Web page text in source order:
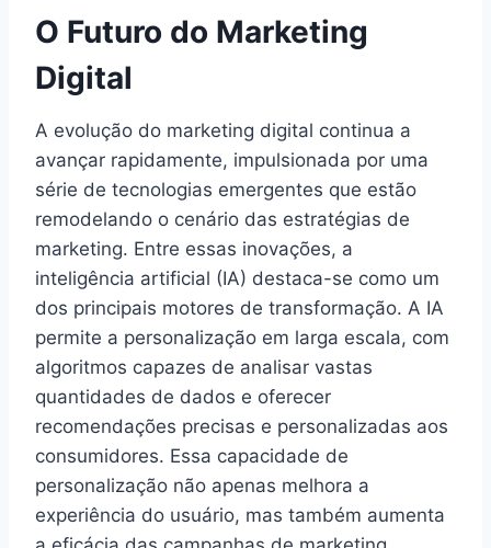
O Futuro do Marketing
Digital
A evolução do marketing digital continua a
avançar rapidamente, impulsionada por uma
série de tecnologias emergentes que estão
remodelando o cenário das estratégias de
marketing. Entre essas inovações, a
inteligência artificial (IA) destaca-se como um
dos principais motores de transformação. A IA
permite a personalização em larga escala, com
algoritmos capazes de analisar vastas
quantidades de dados e oferecer
recomendações precisas e personalizadas aos
consumidores. Essa capacidade de
personalização não apenas melhora a
experiência do usuário, mas também aumenta